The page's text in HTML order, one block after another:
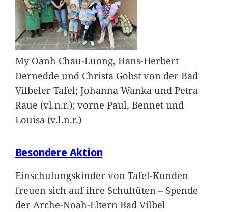
My Oanh Chau-Luong, Hans-Herbert
Dernedde und Christa Gobst von der Bad
Vilbeler Tafel; Johanna Wanka und Petra
Raue (vl.n.r.); vorne Paul, Bennet und
Louisa (v.l.n.r.)
Besondere Aktion
Einschulungskinder von Tafel-Kunden
freuen sich auf ihre Schultüten – Spende
der Arche-Noah-Eltern Bad Vilbel